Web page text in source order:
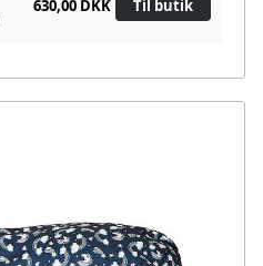
630,00 DKK Til butik